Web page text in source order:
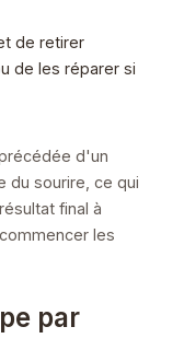
de retirer
de les réparer si
d'un
du sourire, ce qui
final à
les
par